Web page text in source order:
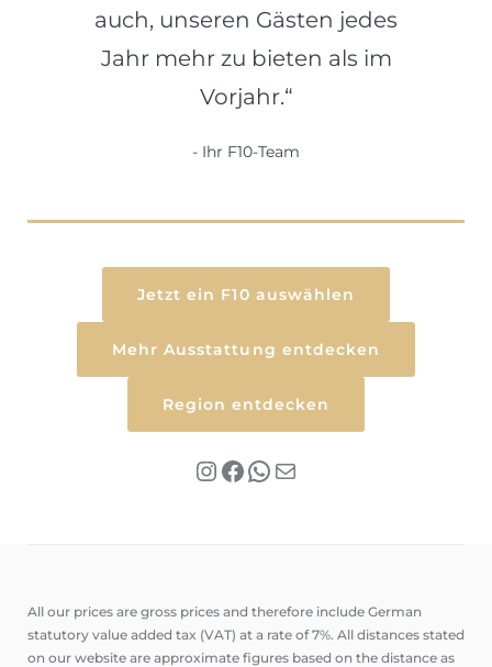
auch, unseren Gästen jedes
Jahr mehr zu bieten als im
Vorjahr.“
Ihr F10-Team
Jetzt ein F10 auswählen
Mehr Ausstattung entdecken
Region entdecken
Instagram
Facebook
WhatsApp
Mail
All our prices are gross prices and therefore include German
statutory value added tax (VAT) at a rate of 7%. All distances stated
on our website are approximate figures based on the distance as